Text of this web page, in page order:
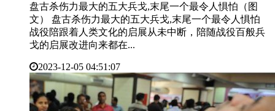
盘古杀伤力最大的五大兵戈,末尾一个最令人惧怕（图
文） 盘古杀伤力最大的五大兵戈,末尾一个最令人惧怕
战役陪跟着人类文化的启展从未中断，陪随战役百般兵
戈的启展改进向来都在...
2023-12-05 04:51:07